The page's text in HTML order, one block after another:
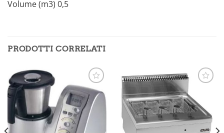
Volume (m3) 0,5
PRODOTTI CORRELATI
Aggiungi
alla lista
dei
desideri
Aggiungi
alla lista
dei
desideri